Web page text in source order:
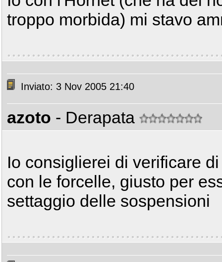
troppo morbida) mi stavo
Inviato: 3 Nov 2005 21:40
azoto - Derapata
Io consiglierei di verificare
con le forcelle, giusto per
settaggio delle sospensioni